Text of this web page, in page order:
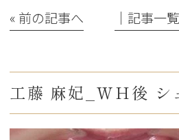
« 前の記事へ │記事一
工藤 麻妃_ＷＨ後